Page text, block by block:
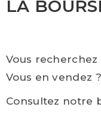
LA
Vous
Vous en vendez ?
Consultez notre